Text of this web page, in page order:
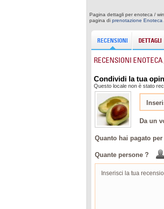
Pagina dettagli per enoteca /
pagina di prenotazione Enoteca
RECENSIONI DETTAGLI
RECENSIONI
Condividi la tua
Questo locale non è stato
Da un
Quanto hai pagato
Quante persone ?